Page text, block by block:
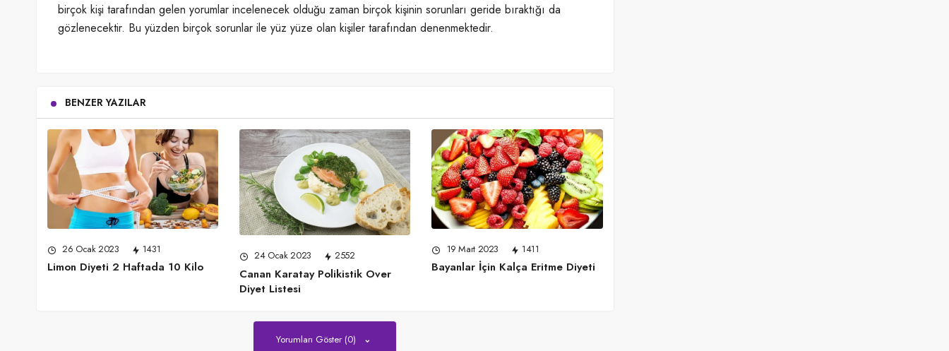
birçok kişi tarafından gelen yorumlar incelenecek olduğu zaman birçok kişinin sorunları geride bıraktığı da
gözlenecektir. Bu yüzden birçok sorunlar ile yüz yüze olan kişiler tarafından denenmektedir.
BENZER YAZILAR
26 Ocak 2023 1431
Limon Diyeti 2 Haftada 10 Kilo
24 Ocak 2023 2552
Canan Karatay Polikistik Over
Diyet Listesi
19 Mart 2023 1411
Bayanlar İçin Kalça Eritme Diyeti
Yorumları Göster (0)